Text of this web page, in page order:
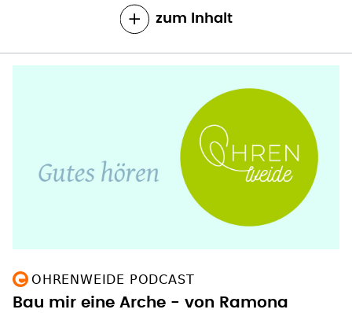
zum Inhalt
OHRENWEIDE PODCAST
Bau mir eine Arche - von Ramona